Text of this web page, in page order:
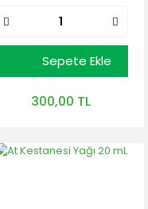
Sepete Ekle
300,00 TL